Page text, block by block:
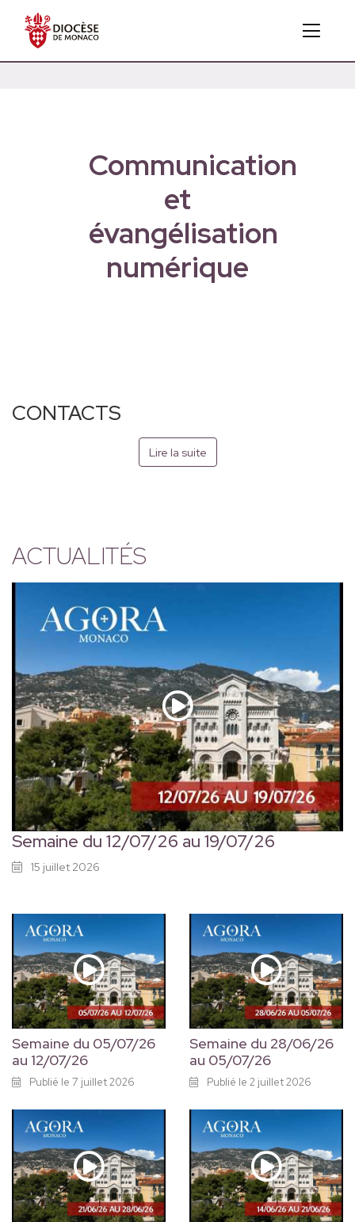
Communication
et
évangélisation
numérique
CONTACTS
Lire la suite
ACTUALITÉS
Semaine du 12/07/26 au 19/07/26
15 juillet 2026
Semaine du 05/07/26
au 12/07/26
Publié le 7 juillet 2026
Semaine du 28/06/26
au 05/07/26
Publié le 2 juillet 2026